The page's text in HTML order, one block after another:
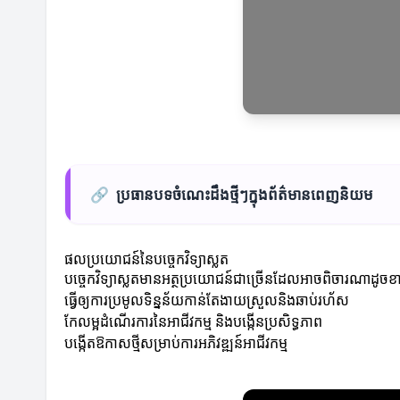
🔗 ប្រធានបទចំណេះដឹងថ្មីៗក្នុងព័ត៌មានពេញនិយម
ផលប្រយោជន៍នៃបច្ចេកវិទ្យាស្លត
បច្ចេកវិទ្យាស្លតមានអត្ថប្រយោជន៍ជាច្រើនដែលអាចពិចារណាដូច
ធ្វើឲ្យការប្រមូលទិន្នន័យកាន់តែងាយស្រួលនិងឆាប់រហ័ស
កែលម្អដំណើរការនៃអាជីវកម្ម និងបង្កើនប្រសិទ្ធភាព
បង្កើតឱកាសថ្មីសម្រាប់ការអភិវឌ្ឍន៍អាជីវកម្ម